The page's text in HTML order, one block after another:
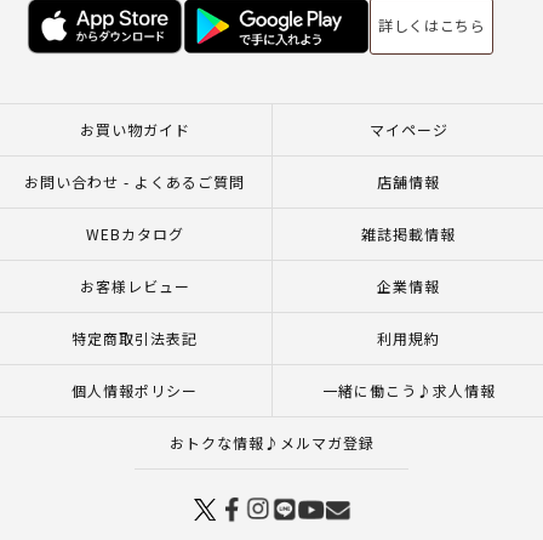
詳しくはこちら
お買い物ガイド マイページ
お問い合わせ - よくあるご質問 店舗情報
WEBカタログ 雑誌掲載情報
お客様レビュー 企業情報
特定商取引法表記 利用規約
個人情報ポリシー 一緒に働こう♪求人情報
おトクな情報♪メルマガ登録